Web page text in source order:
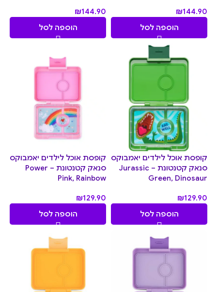
₪144.90
הוספה לסל
₪144.90
הוספה לסל
קופסת אוכל לילדים יאמבוקס
סנאק קטנטונת – Jurassic
Green, Dinosaur
₪129.90
הוספה לסל
קופסת אוכל לילדים יאמבוקס
סנאק קטנטונת – Power
Pink, Rainbow
₪129.90
הוספה לסל